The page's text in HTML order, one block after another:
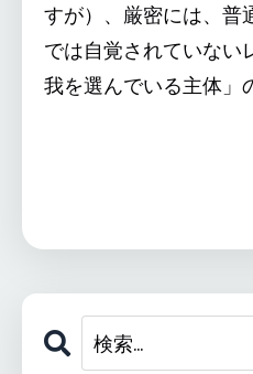
すが）、厳密には、普
では自覚されていない
我を選んでいる主体」